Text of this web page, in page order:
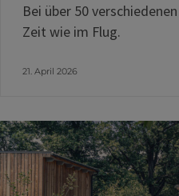
Bei über 50
Zeit wie im Flug.
21. April 2026